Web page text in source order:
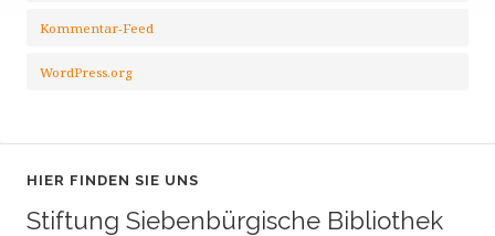
Kommentar-Feed
WordPress.org
HIER FINDEN SIE UNS
Stiftung Siebenbürgische Bibliothek